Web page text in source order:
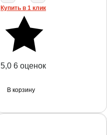
Купить в 1 клик
5,0 6 оценок
В корзину